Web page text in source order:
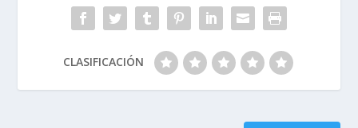
CLASIFICACIÓN